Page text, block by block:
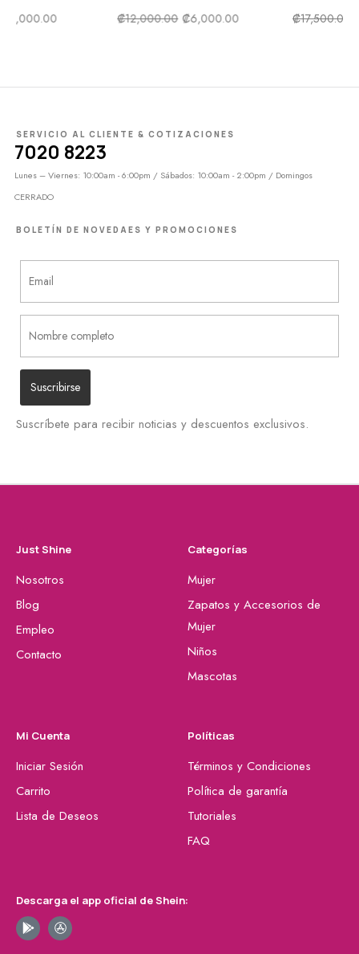
₡12,000.00 6,000.00 ₡17,500.00 5,500.00
SERVICIO AL CLIENTE & COTIZACIONES
7020 8223
Lunes – Viernes: 10:00am - 6:00pm / Sábados: 10:00am - 2:00pm / Domingos
CERRADO
BOLETÍN DE NOVEDAES Y PROMOCIONES
Suscríbete para recibir noticias y descuentos exclusivos.
Just Shine
Nosotros
Blog
Empleo
Contacto
Categorías
Mujer
Zapatos y Accesorios de
Mujer
Niños
Mascotas
Mi Cuenta
Iniciar Sesión
Carrito
Lista de Deseos
Políticas
Términos y Condiciones
Política de garantía
Tutoriales
FAQ
Descarga el app oficial de Shein: